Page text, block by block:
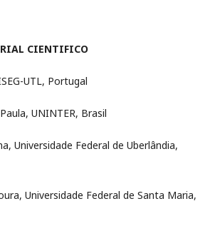
CIENTIFICO
UTL, Portugal
UNINTER, Brasil
Universidade Federal de Uberlândia,
Universidade Federal de Santa Maria,